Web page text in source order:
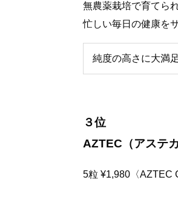
無農薬栽培で育てら
忙しい毎日の健康を
純度の高さに大満
３位
AZTEC（アステ
5粒 ¥1,980〈AZTEC